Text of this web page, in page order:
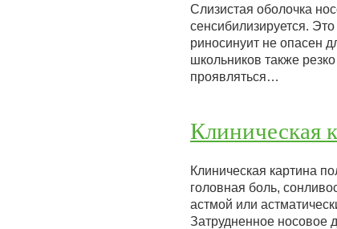
Слизистая оболочка
сенсибилизируется.
риносинуит не опасен
школьников также
проявляться…
Клиническая
Клиническая картина
головная боль,
астмой или
Затрудненное носовое